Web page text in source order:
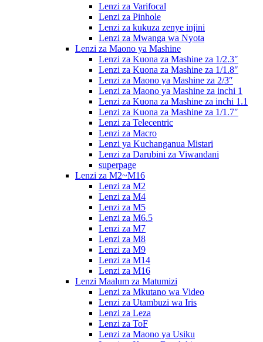
Lenzi za Varifocal
Lenzi za Pinhole
Lenzi za kukuza zenye injini
Lenzi za Mwanga wa Nyota
Lenzi za Maono ya Mashine
Lenzi za Kuona za Mashine za 1/2.3″
Lenzi za Kuona za Mashine za 1/1.8″
Lenzi za Maono ya Mashine za 2/3″
Lenzi za Maono ya Mashine za inchi 1
Lenzi za Kuona za Mashine za inchi 1.1
Lenzi za Kuona za Mashine za 1/1.7″
Lenzi za Telecentric
Lenzi za Macro
Lenzi ya Kuchanganua Mistari
Lenzi za Darubini za Viwandani
superpage
Lenzi za M2~M16
Lenzi za M2
Lenzi za M4
Lenzi za M5
Lenzi za M6.5
Lenzi za M7
Lenzi za M8
Lenzi za M9
Lenzi za M14
Lenzi za M16
Lenzi Maalum za Matumizi
Lenzi za Mkutano wa Video
Lenzi za Utambuzi wa Iris
Lenzi za Leza
Lenzi za ToF
Lenzi za Maono ya Usiku